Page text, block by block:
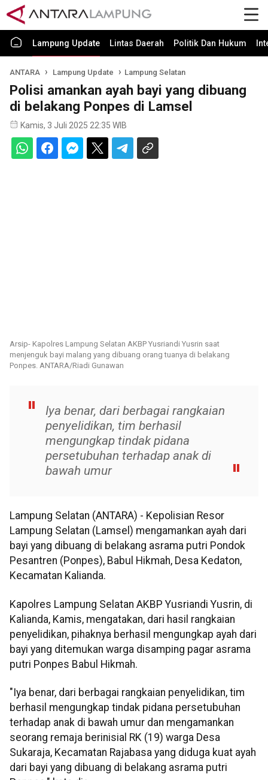
Lampung Update Lintas Daerah Politik Dan Hukum
ANTARA Lampung Update Lampung Selatan
Polisi amankan ayah bayi yang dibuang
di belakang Ponpes di Lamsel
Kamis, 3 Juli 2025 22:35 WIB
Arsip- Kapolres Lampung Selatan AKBP Yusriandi Yusrin saat
menjenguk bayi malang yang dibuang orang tuanya di belakang
Ponpes. ANTARA/Riadi Gunawan
Iya benar, dari berbagai rangkaian
penyelidikan, tim berhasil
mengungkap tindak pidana
persetubuhan terhadap anak di
bawah umur
Lampung Selatan (ANTARA) - Kepolisian Resor
Lampung Selatan (Lamsel) mengamankan ayah dari
bayi yang dibuang di belakang asrama putri Pondok
Pesantren (Ponpes), Babul Hikmah, Desa Kedaton,
Kecamatan Kalianda.
Kapolres Lampung Selatan AKBP Yusriandi Yusrin, di
Kalianda, Kamis, mengatakan, dari hasil rangkaian
penyelidikan, pihaknya berhasil mengungkap ayah dari
bayi yang ditemukan warga disamping pagar asrama
putri Ponpes Babul Hikmah.
"Iya benar, dari berbagai rangkaian penyelidikan, tim
berhasil mengungkap tindak pidana persetubuhan
terhadap anak di bawah umur dan mengamankan
seorang remaja berinisial RK (19) warga Desa
Sukaraja, Kecamatan Rajabasa yang diduga kuat ayah
dari bayi yang dibuang di belakang asrama putri